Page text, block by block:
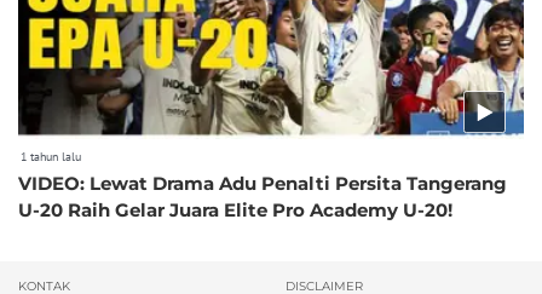
1 tahun lalu
VIDEO: Lewat Drama Adu Penalti Persita Tangerang
U-20 Raih Gelar Juara Elite Pro Academy U-20!
KONTAK DISCLAIMER